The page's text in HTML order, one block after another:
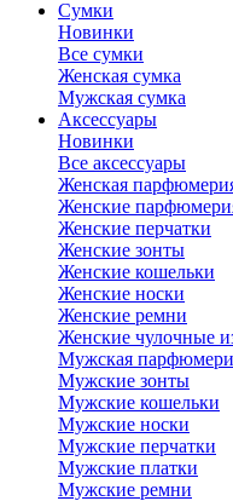
Сумки
Новинки
Все сумки
Женская сумка
Мужская сумка
Аксессуары
Новинки
Все аксессуары
Женская
Женские
Женские перчатки
Женские зонты
Женские кошельки
Женские носки
Женские ремни
Женские чулочные
Мужская
Мужские зонты
Мужские кошельки
Мужские носки
Мужские перчатки
Мужские платки
Мужские ремни